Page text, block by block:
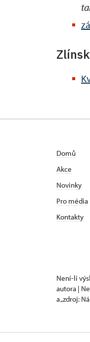
Domů
Akce
Novinky
Pro média
Kontakty
Není-li
autora |
a „zdroj: